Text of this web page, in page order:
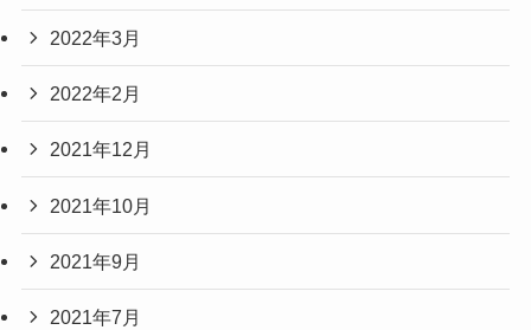
2022年3月
2022年2月
2021年12月
2021年10月
2021年9月
2021年7月